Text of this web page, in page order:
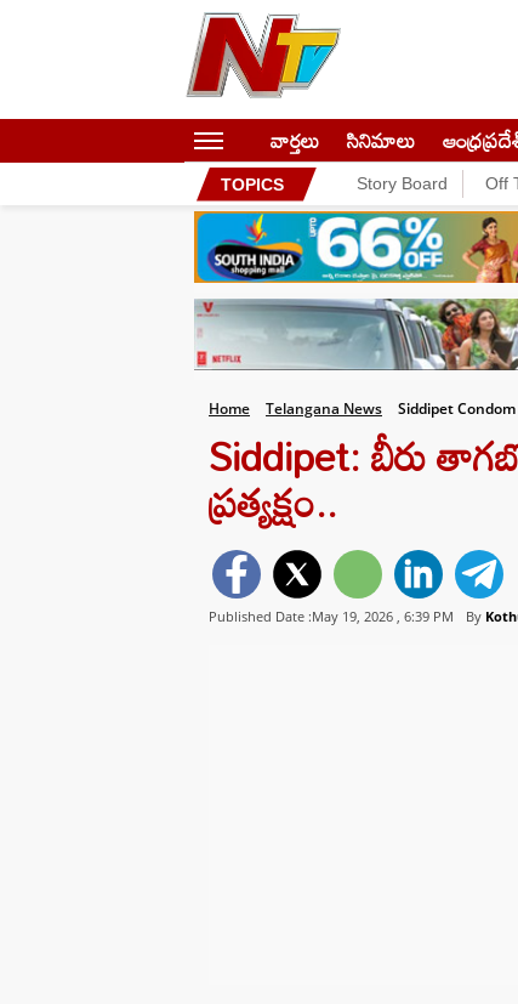
వార్తలు సినిమాలు
TOPICS Story Board Off
Home Telangana News Siddipet
Siddipet: బీరు
ప్రత్యక్షం..
Published Date :May 19, 2026 , 6:39 PM By